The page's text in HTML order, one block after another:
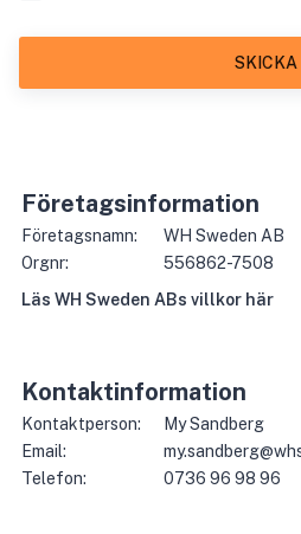
SKICKA
Företagsinformation
Företagsnamn:
WH Sweden AB
Orgnr:
556862-7508
Läs WH Sweden ABs villkor här
Kontaktinformation
Kontaktperson:
My Sandberg
Email:
Telefon:
0736 96 98 96